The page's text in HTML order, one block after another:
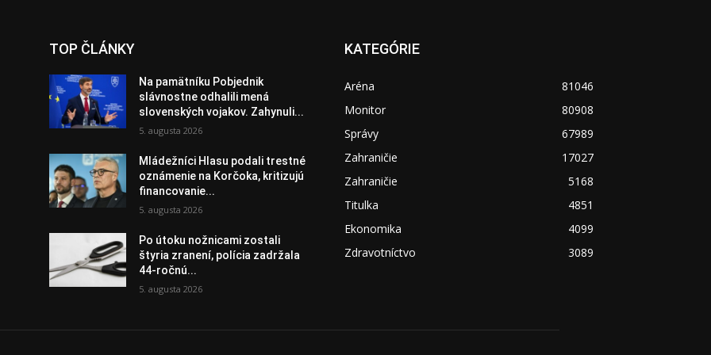
TOP ČLÁNKY
Na pamätníku Pobjednik
slávnostne odhalili mená
slovenských vojakov. Zahynuli...
5. augusta 2026
Mládežníci Hlasu podali trestné
oznámenie na Korčoka, kritizujú
financovanie...
5. augusta 2026
Po útoku nožnicami zostali
štyria zranení, polícia zadržala
44-ročnú...
5. augusta 2026
KATEGÓRIE
Aréna
81046
Monitor
80908
Správy
67989
Zahraničie
17027
Zahraničie
5168
Titulka
4851
Ekonomika
4099
Zdravotníctvo
3089